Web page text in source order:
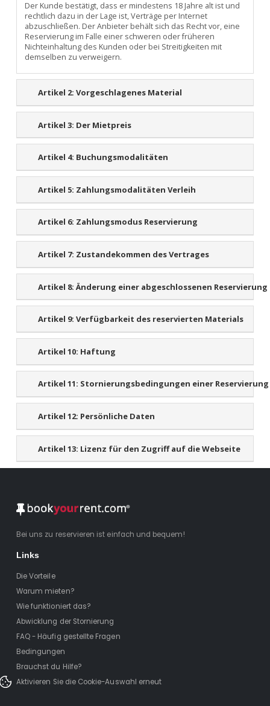
Der Kunde bestätigt, dass er mindestens 18 Jahre alt ist und
rechtlich dazu in der Lage ist, Verträge per Internet
abzuschließen. Der Anbieter behält sich das Recht vor, eine
Reservierung im Falle einer schweren oder früheren
Nichteinhaltung des Kunden oder bei Streitigkeiten mit
demselben zu verweigern.
Artikel 2: Vorgeschlagenes Material
Artikel 3: Der Mietpreis
Artikel 4: Buchungsmodalitäten
Artikel 5: Zahlungsmodalitäten Verleih
Artikel 6: Zahlungsmodus Reservierung
Artikel 7: Zustandekommen des Vertrages
Artikel 8: Änderung einer abgeschlossenen Reservierung
Artikel 9: Verfügbarkeit des reservierten Materials
Artikel 10: Haftung
Artikel 11: Stornierungsbedingungen einer Reservierung
Artikel 12: Persönliche Daten
Artikel 13: Lizenz für den Zugriff auf die Webseite
Bei uns zu reservieren ist einfach und bequem!
Links
Die Vorteile
Warum mieten?
Wie funktioniert das?
Abwicklung der Stornierung
FAQ - Häufig gestellte Fragen
Bedingungen
Brauchst du Hilfe?
Aktivieren Sie die Cookie-Auswahl erneut